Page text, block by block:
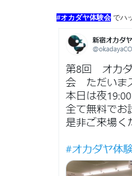
#オカダヤ体験会 でハ